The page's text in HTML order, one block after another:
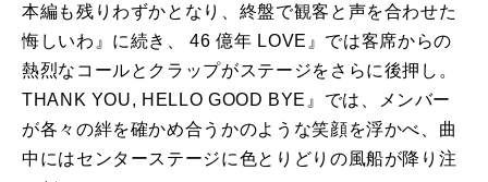
本編も残りわずかとなり、終盤で観客と声を合わせた
悔しいわ』に続き、 46 億年 LOVE』では客席からの
熱烈なコールとクラップがステージをさらに後押し。
THANK YOU, HELLO GOOD BYE』では、メンバー
が各々の絆を確かめ合うかのような笑顔を浮かべ、曲
中にはセンターステージに色とりどりの風船が降り注